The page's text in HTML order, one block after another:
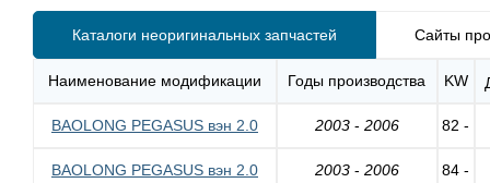
Каталоги неоригинальных запчастей Сайты
Наименование модификации Годы производства KW
BAOLONG PEGASUS вэн 2.0 2003 - 2006 82 -
BAOLONG PEGASUS вэн 2.0 2003 - 2006 84 -